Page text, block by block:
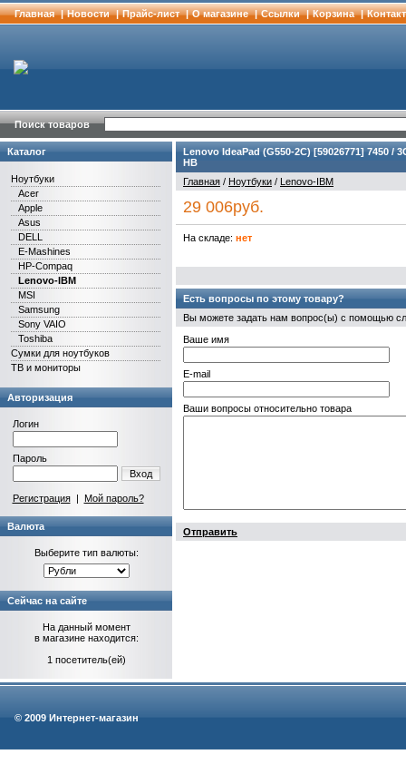
Главная | Новости | Прайс-лист | О магазине | Cсылки | Корзина |
Поиск товаров
Каталог
Ноутбуки
Acer
Apple
Asus
DELL
E-Mashines
HP-Compaq
Lenovo-IBM
MSI
Samsung
Sony VAIO
Toshiba
Сумки для ноутбуков
ТВ и мониторы
Авторизация
Логин
Пароль
Вход
Регистрация| Мой пароль?
Валюта
Выберите тип валюты:
Сейчас на сайте
На данный момент
в магазине находится:
1 посетитель(ей)
Lenovo IdeaPad (G550-2C) [59026771] 7450 /
HB
Главная / Ноутбуки / Lenovo-IBM
29 006руб.
На складе: нет
Есть вопросы по этому товару?
Вы можете задать нам вопрос(ы) с помощью
Ваше имя
E-mail
Ваши вопросы относительно товара
Отправить
© 2009 Интернет-магазин